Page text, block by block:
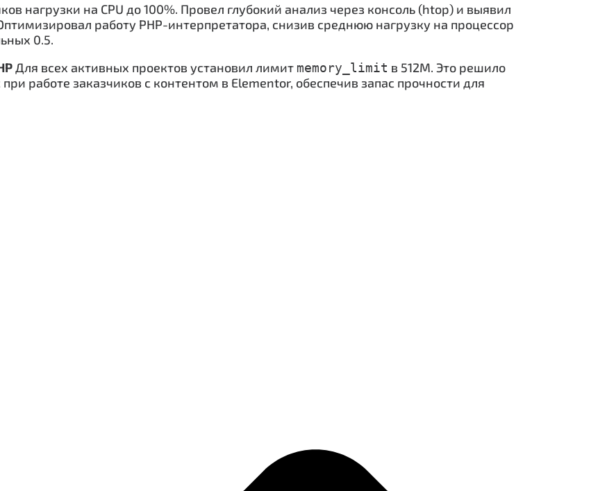
нагрузки на CPU до 100%. Провел глубокий анализ через консоль (htop) и выявил
работу PHP-интерпретатора, снизив среднюю нагрузку на процессор
0.5.
Для всех активных проектов установил лимит memory_limit в 512M. Это решило
работе заказчиков с контентом в Elementor, обеспечив запас прочности для